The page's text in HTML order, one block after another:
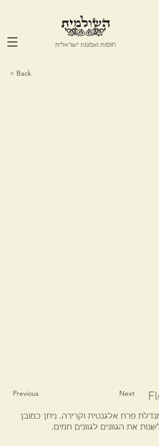
חופות ואמנות ישראלית
< Back
Previous Next
מנדלת פרח אלגנטית וקרירה. ניתן כמובן
לשנות את הגוונים לגוונים חמים.